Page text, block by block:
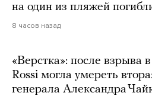
на один из пляжей
8 часов назад
«Верстка»: после взрыва
Rossi могла умереть
генерала Александра